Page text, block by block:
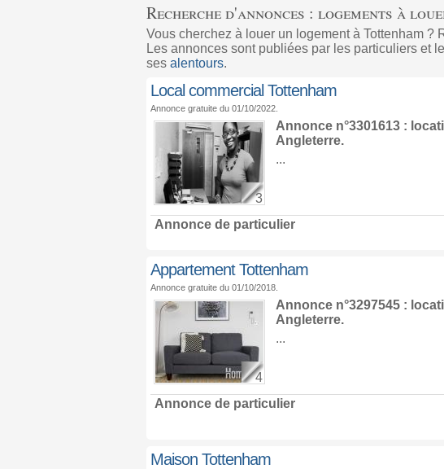
Recherche d'annonces : logements à
Vous cherchez à louer un logement à Tottenham ?
Les annonces sont publiées par les particuliers et
ses alentours.
Local commercial Tottenham
Annonce gratuite du 01/10/2022.
3
Annonce n°3301613 :
Angleterre.
...
Annonce de particulier
Appartement Tottenham
Annonce gratuite du 01/10/2018.
4
Annonce n°3297545 :
Angleterre.
...
Annonce de particulier
Maison Tottenham